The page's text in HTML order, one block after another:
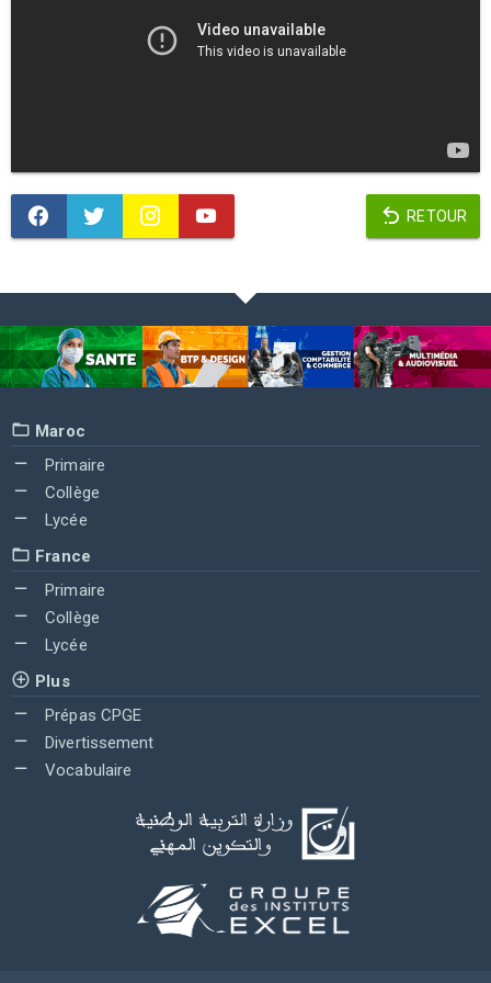
RETOUR
Maroc
Primaire
Collège
Lycée
France
Primaire
Collège
Lycée
Plus
Prépas CPGE
Divertissement
Vocabulaire